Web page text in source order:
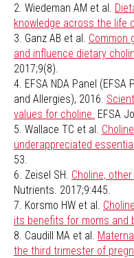
2. Wiedeman AM et al.
knowledge across the life
3. Ganz AB et al. Common
and influence dietary
2017;9(8).
4. EFSA NDA Panel
and Allergies), 2016.
values for choline. EFSA
5. Wallace TC et al.
underappreciated
53.
6. Zeisel SH. Choline,
Nutrients. 2017;9:445.
7. Korsmo HW et al.
its benefits for moms and
8. Caudill MA et al.
the third trimester of